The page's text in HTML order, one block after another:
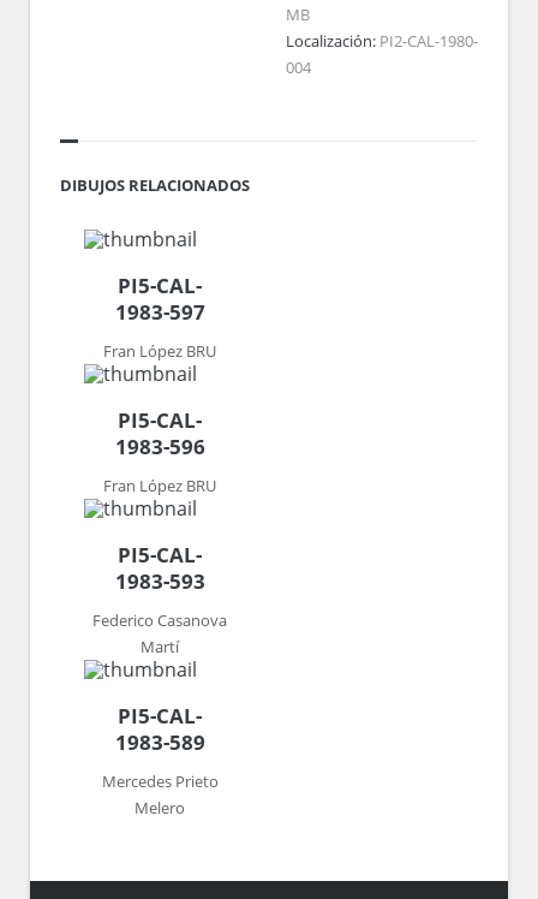
MB
Localización: PI2-CAL-1980-
004
DIBUJOS RELACIONADOS
PI5-CAL-
1983-597
Fran López BRU
PI5-CAL-
1983-596
Fran López BRU
PI5-CAL-
1983-593
Federico Casanova
Martí
PI5-CAL-
1983-589
Mercedes Prieto
Melero